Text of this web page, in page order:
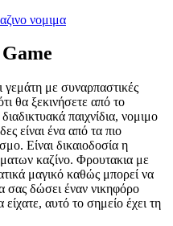
νομιμα
γεμάτη με συναρπαστικές
θα ξεκινήσετε από το
παιχνίδια, νομιμο
είναι ένα από τα πιο
Είναι δικαιοδοσία η
καζίνο. Φρουτακια με
μαγικό καθώς μπορεί να
σας δώσει έναν νικηφόρο
αυτό το σημείο έχει τη